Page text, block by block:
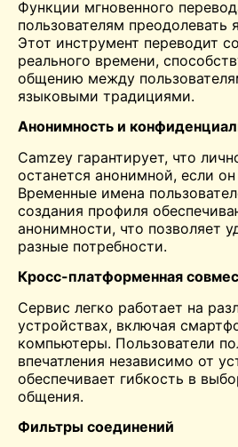
Функции мгновенного
пользователям преодолевать
Этот инструмент переводит
реального времени,
общению между
языковыми традициями.
Анонимность и
Camzey гарантирует, что
останется анонимной, если
Временные имена
создания профиля
анонимности, что позволяет
разные потребности.
Кросс-платформенная
Сервис легко работает на
устройствах, включая
компьютеры. Пользователи
впечатления независимо от
обеспечивает гибкость в
общения.
Фильтры соединений